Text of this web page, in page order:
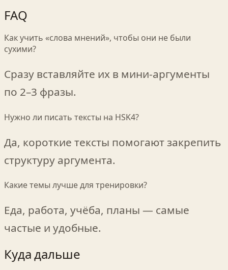
FAQ
Как учить «слова мнений», чтобы они не были
сухими?
Сразу вставляйте их в мини‑аргументы
по 2–3 фразы.
Нужно ли писать тексты на HSK4?
Да, короткие тексты помогают закрепить
структуру аргумента.
Какие темы лучше для тренировки?
Еда, работа, учёба, планы — самые
частые и удобные.
Куда дальше